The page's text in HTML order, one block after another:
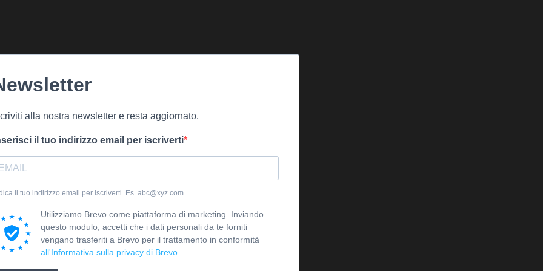
alla nostra newsletter e resta aggiornato.
il tuo indirizzo email per iscriverti
il tuo indirizzo email per iscriverti. Es. abc@xyz.com
Utilizziamo Brevo come piattaforma di marketing. Inviando
questo modulo, accetti che i dati personali da te forniti
vengano trasferiti a Brevo per il trattamento in conformità
all'Informativa sulla privacy di Brevo.